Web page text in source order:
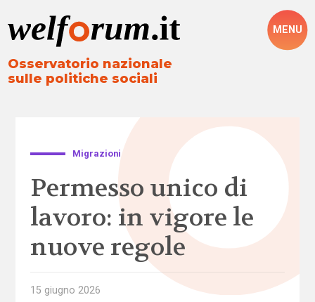
Osservatorio nazionale
sulle politiche sociali
MENU
Migrazioni
Permesso unico di
lavoro: in vigore le
nuove regole
15 giugno 2026